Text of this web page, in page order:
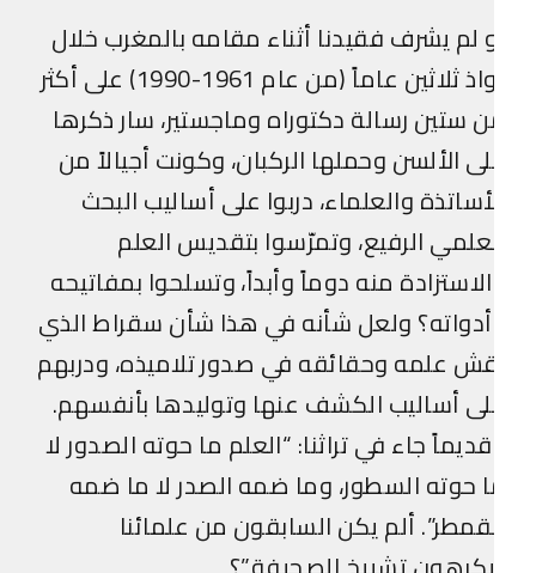
لم يشرف فقيدنا أثناء مقامه بالمغرب خلال
لواذ ثلاثين عاماً (من عام 1961-1990) على أكثر
ستين رسالة دكتوراه وماجستير، سار ذكرها
الألسن وحملها الركبان، وكونت أجيالاً من
والعلماء، دربوا على أساليب البحث
الرفيع، وتمرّسوا بتقديس العلم
منه دوماً وأبداً، وتسلحوا بمفاتيحه
ولعل شأنه في هذا شأن سقراط الذي
علمه وحقائقه في صدور تلاميذه، ودربهم
أساليب الكشف عنها وتوليدها بأنفسهم.
جاء في تراثنا: “العلم ما حوته الصدور لا
حوته السطور، وما ضمه الصدر لا ما ضمه
ألم يكن السابقون من علمائنا